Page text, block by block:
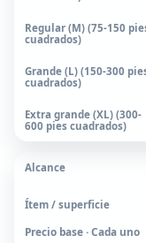
Regular (M)
75-150 pies cuadrados
Grande (L)
150-300 pies cuadrados
Extra grande (XL)
Precio base · Cada uno